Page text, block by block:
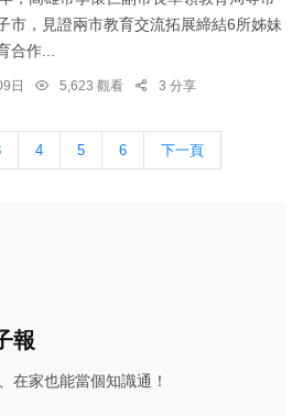
市，見證兩市教育交流拓展締結6所姊妹
合作...
日 5,623 觀看 3 分享
4 5 6 下一頁
報
在家也能當個知識通！